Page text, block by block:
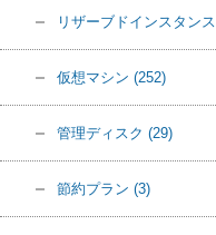
リザーブドインスタンス
仮想マシン (252)
管理ディスク (29)
節約プラン (3)